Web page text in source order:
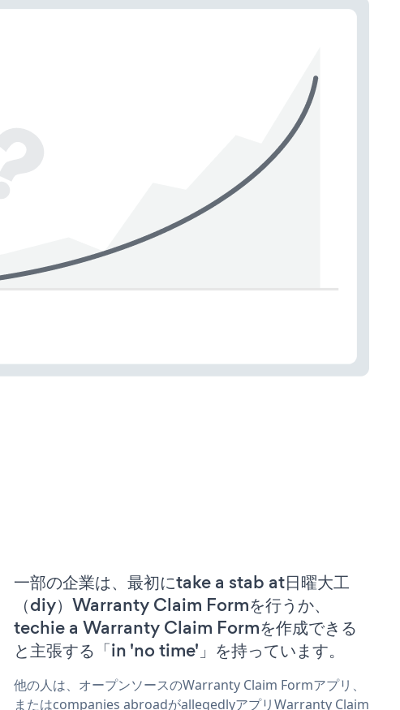
一部の企業は、最初にtake a stab at日曜大工
（diy）Warranty Claim Formを行うか、
techie a Warranty Claim Formを作成できる
と主張する「in 'no time'」を持っています。
他の人は、オープンソースのWarranty Claim Formアプリ、
またはcompanies abroadがallegedlyアプリWarranty Claim